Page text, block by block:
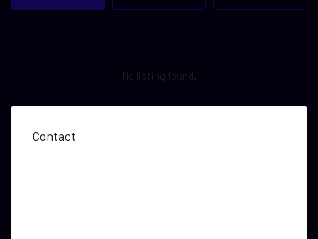
No listing found.
Contact